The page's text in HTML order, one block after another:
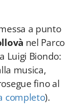
a punto
nel Parco
Luigi Biondo:
musica,
fino al
completo).